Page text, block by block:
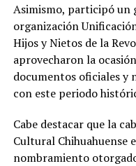
Asimismo, participó un
organización
Hijos y Nietos de la
aprovecharon la
documentos oficiales y
con este periodo
Cabe destacar que la
Cultural Chihuahuense
nombramiento